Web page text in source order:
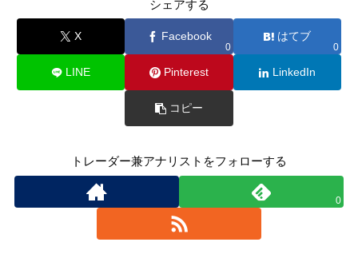
シェアする
X Facebook
0
はてブ
0
LINE Pinterest LinkedIn
コピー
トレーダー兼アナリストをフォローする
0